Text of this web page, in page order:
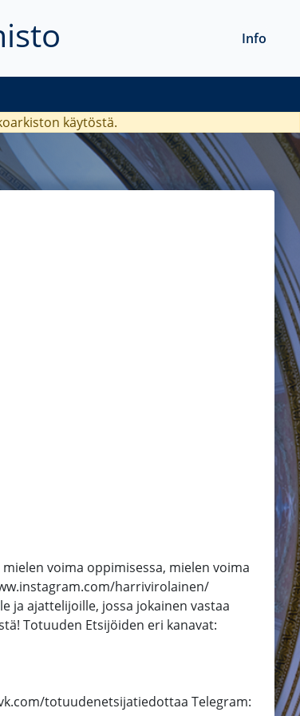
Info
käytöstä.
voima oppimisessa, mielen voima
harrivirolainen/
ja ajattelijoille, jossa jokainen vastaa
Totuuden Etsijöiden eri kanavat:
totuudenetsijatiedottaa Telegram: